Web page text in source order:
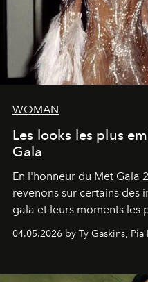
WOMAN
Les looks les plus
Gala
En l'honneur du Met Gala
revenons sur certains des
gala et leurs moments les
04.05.2026 by Ty Gaskins, Pia